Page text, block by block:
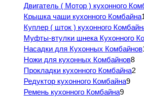
Двигатель ( Мотор ) кухонного
Крышка чаши кухонного Комбайна
Куплер ( шток ) кухонного
Муфты-втулки шнека Кухонного
Насадки для Кухонных Комбайнов
Ножи для кухонных Комбайнов8
Прокладки кухонного Комбайна2
Редуктор кухонного Комбайна9
Ремень кухонного Комбайна9